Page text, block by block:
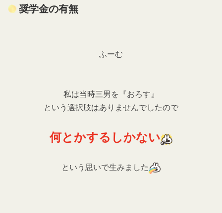
奨学金の有無
ふーむ
私は当時三男を『おろす』
という選択肢はありませんでしたので
何とかするしかない
という思いで生みました